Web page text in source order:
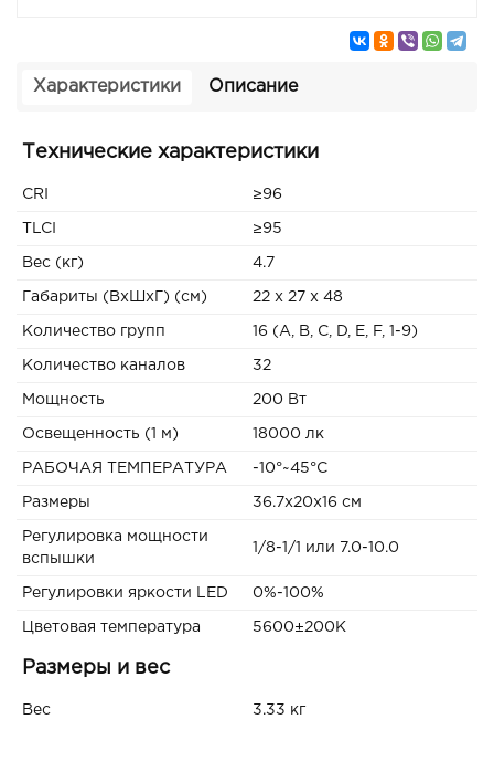
Характеристики Описание
Технические характеристики
CRI ≥96
TLCI ≥95
Вес (кг) 4.7
Габариты (ВxШxГ) (см) 22 x 27 x 48
Количество групп 16 (A, B, C, D, E, F, 1-9)
Количество каналов 32
Мощность 200 Вт
Освещенность (1 м) 18000 лк
РАБОЧАЯ ТЕМПЕРАТУРА -10°~45°C
Размеры 36.7х20х16 см
Регулировка мощности
вспышки
1/8-1/1 или 7.0-10.0
Регулировки яркости LED 0%-100%
Цветовая температура 5600±200К
Размеры и вес
Вес 3.33 кг